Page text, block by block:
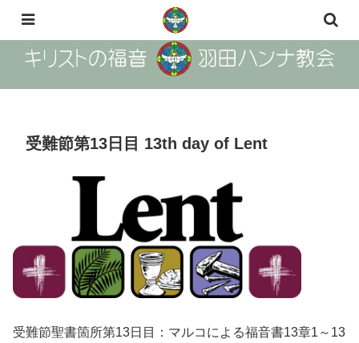
The Gosple of Christ Haneda Hanna Church
受難節第13日目 13th day of Lent
受難節聖書箇所第13日目：マルコによる福音書13章1～13